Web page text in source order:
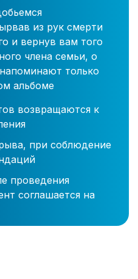
из рук смерти
и вернув вам того
члена семьи, о
только
альбоме
возвращаются к
при соблюдение
проведения
соглашается на